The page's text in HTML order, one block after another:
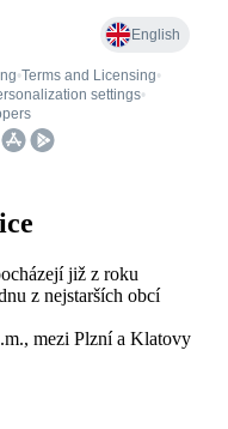
již z roku
z nejstarších obcí
mezi Plzní a Klatovy